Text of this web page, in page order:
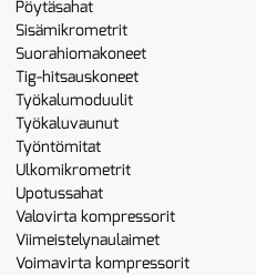
Pöytäsahat
Sisämikrometrit
Suorahiomakoneet
Tig-hitsauskoneet
Työkalumoduulit
Työkaluvaunut
Työntömitat
Ulkomikrometrit
Upotussahat
Valovirta kompressorit
Viimeistelynaulaimet
Voimavirta kompressorit